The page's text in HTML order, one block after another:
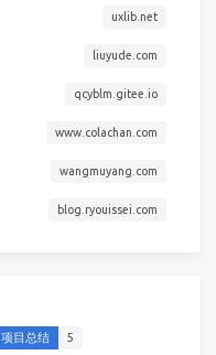
uxlib.net
liuyude.com
qcyblm.gitee.io
www.colachan.com
wangmuyang.com
blog.ryouissei.com
项目总结 5